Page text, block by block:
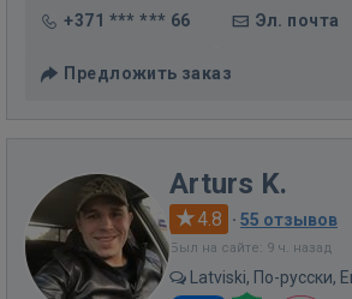
+371 *** *** 66 Эл. почта
Предложить заказ
Arturs K.
4.8 · 55 отзывов
Был на сайте: 9 ч. назад
Latviski, По-русски,